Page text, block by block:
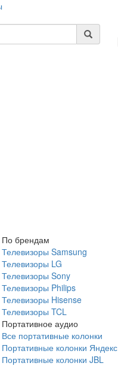
По брендам
Телевизоры Samsung
Телевизоры LG
Телевизоры Sony
Телевизоры Philips
Телевизоры Hisense
Телевизоры TCL
Портативное аудио
Все портативные колонки
Портативные колонки Яндекс
Портативные колонки JBL